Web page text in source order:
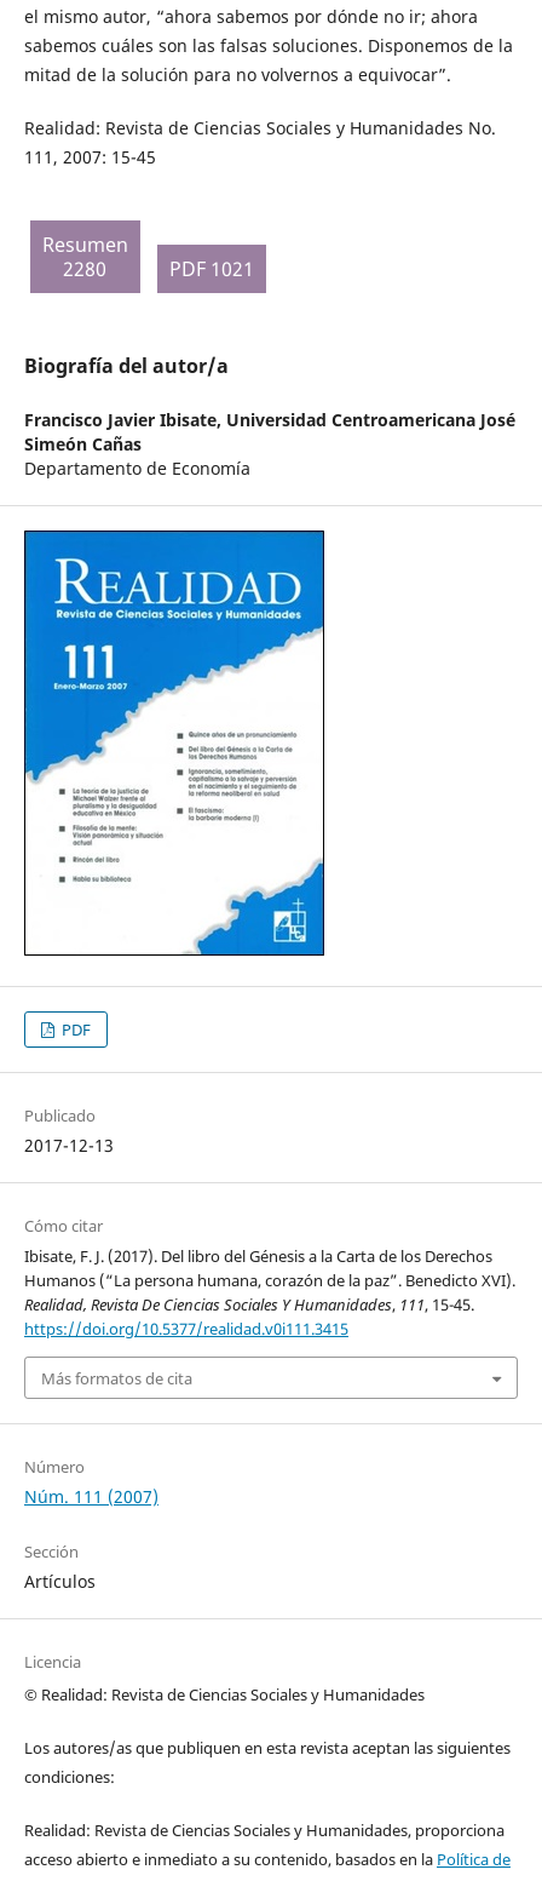
el mismo autor, “ahora sabemos por dónde no ir; ahora
sabemos cuáles son las falsas soluciones. Disponemos de la
mitad de la solución para no volvernos a equivocar”.
Realidad: Revista de Ciencias Sociales y Humanidades No.
111, 2007: 15-45
Resumen
2280
PDF 1021
Biografía del autor/a
Francisco Javier Ibisate, Universidad Centroamericana José
Simeón Cañas
Departamento de Economía
PDF
Publicado
2017-12-13
Cómo citar
Ibisate, F. J. (2017). Del libro del Génesis a la Carta de los Derechos
Humanos (“La persona humana, corazón de la paz”. Benedicto XVI).
Realidad, Revista De Ciencias Sociales Y Humanidades, 111, 15-45.
https://doi.org/10.5377/realidad.v0i111.3415
Más formatos de cita
Número
Núm. 111 (2007)
Sección
Artículos
Licencia
© Realidad: Revista de Ciencias Sociales y Humanidades
Los autores/as que publiquen en esta revista aceptan las siguientes
condiciones:
Realidad: Revista de Ciencias Sociales y Humanidades, proporciona
acceso abierto e inmediato a su contenido, basados en la Política de